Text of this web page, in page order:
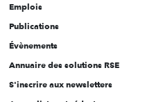
Emplois
Publications
Évènements
Annuaire des solutions RSE
S'inscrire aux newsletters